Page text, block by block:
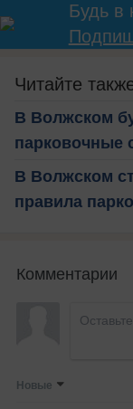
Будь в
Читайте
В Волжском
парковочные
В Волжском
правила
Комментарии
Новые